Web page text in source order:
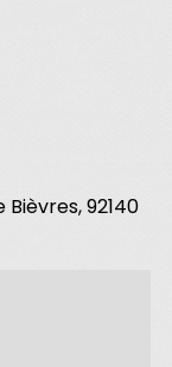
Bièvres, 92140